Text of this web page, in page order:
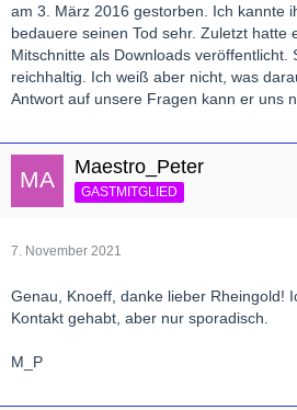
am 3. März 2016 gestorben. Ich kannte
bedauere seinen Tod sehr. Zuletzt hatte
Mitschnitte als Downloads veröffentlicht.
reichhaltig. Ich weiß aber nicht, was
Antwort auf unsere Fragen kann er uns
Maestro_Peter
GASTMITGLIED
7. November 2021
Genau, Knoeff, danke lieber Rheingold!
Kontakt gehabt, aber nur sporadisch.
M_P